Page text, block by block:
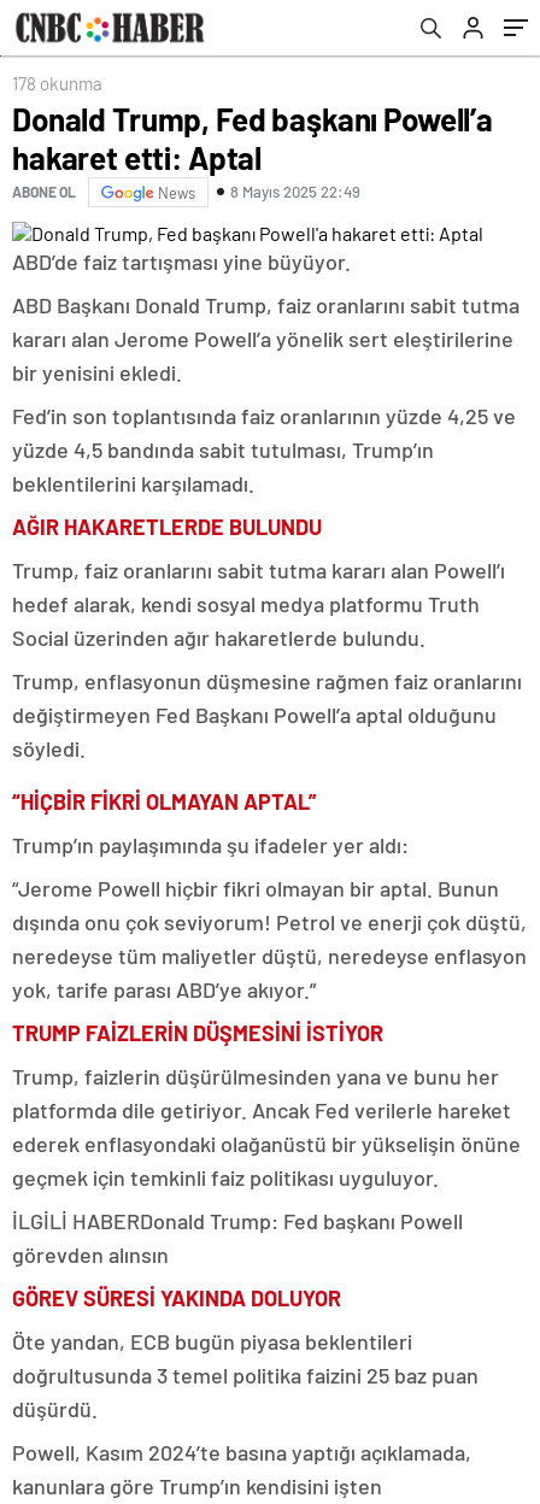
178 okunma
Donald Trump, Fed başkanı Powell’a
hakaret etti: Aptal
ABONE OL News 8 Mayıs 2025 22:49
ABD’de faiz tartışması yine büyüyor.
ABD Başkanı Donald Trump, faiz oranlarını sabit tutma
kararı alan Jerome Powell’a yönelik sert eleştirilerine
bir yenisini ekledi.
Fed’in son toplantısında faiz oranlarının yüzde 4,25 ve
yüzde 4,5 bandında sabit tutulması, Trump’ın
beklentilerini karşılamadı.
AĞIR HAKARETLERDE BULUNDU
Trump, faiz oranlarını sabit tutma kararı alan Powell’ı
hedef alarak, kendi sosyal medya platformu Truth
Social üzerinden ağır hakaretlerde bulundu.
Trump, enflasyonun düşmesine rağmen faiz oranlarını
değiştirmeyen Fed Başkanı Powell’a aptal olduğunu
söyledi.
“HİÇBİR FİKRİ OLMAYAN APTAL”
Trump’ın paylaşımında şu ifadeler yer aldı:
“Jerome Powell hiçbir fikri olmayan bir aptal. Bunun
dışında onu çok seviyorum! Petrol ve enerji çok düştü,
neredeyse tüm maliyetler düştü, neredeyse enflasyon
yok, tarife parası ABD’ye akıyor.”
TRUMP FAİZLERİN DÜŞMESİNİ İSTİYOR
Trump, faizlerin düşürülmesinden yana ve bunu her
platformda dile getiriyor. Ancak Fed verilerle hareket
ederek enflasyondaki olağanüstü bir yükselişin önüne
geçmek için temkinli faiz politikası uyguluyor.
İLGİLİ HABERDonald Trump: Fed başkanı Powell
görevden alınsın
GÖREV SÜRESİ YAKINDA DOLUYOR
Öte yandan, ECB bugün piyasa beklentileri
doğrultusunda 3 temel politika faizini 25 baz puan
düşürdü.
Powell, Kasım 2024’te basına yaptığı açıklamada,
kanunlara göre Trump’ın kendisini işten